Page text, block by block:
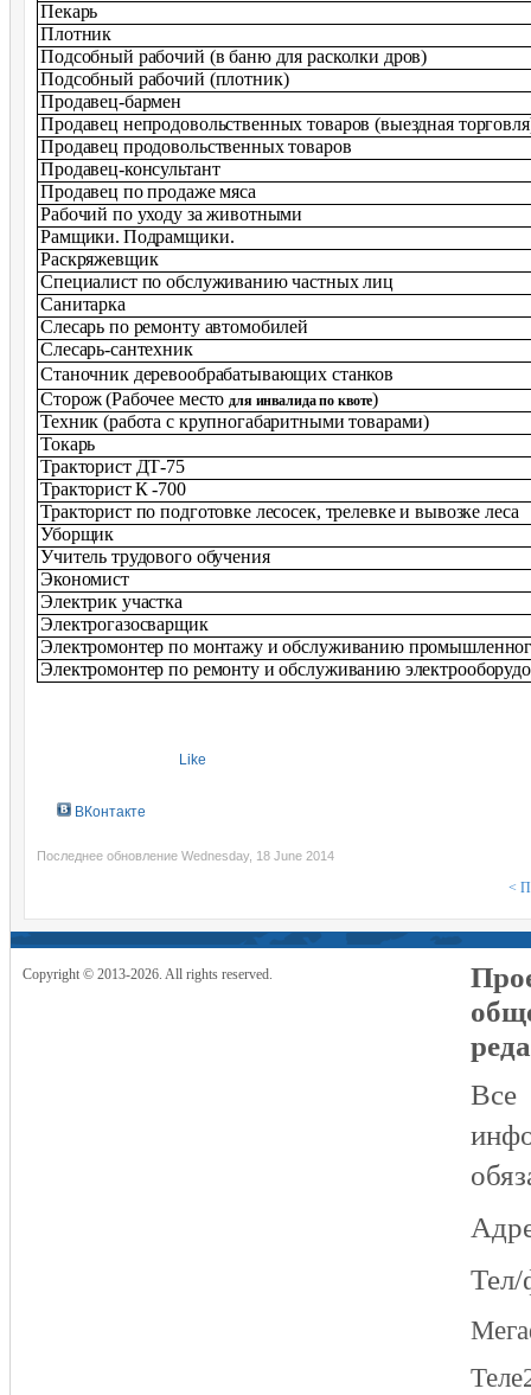
Пекарь
Плотник
Подсобный рабочий (в баню для расколки дров)
Подсобный рабочий (плотник)
Продавец-бармен
Продавец непродовольственных товаров (выездная
Продавец продовольственных товаров
Продавец-консультант
Продавец по продаже мяса
Рабочий по уходу за животными
Рамщики. Подрамщики.
Раскряжевщик
Специалист по обслуживанию частных лиц
Санитарка
Слесарь по ремонту автомобилей
Слесарь-сантехник
Станочник деревообрабатывающих станков
Сторож(Рабочее место для инвалида по квоте)
Техник (работа с крупногабаритными товарами)
Токарь
Тракторист ДТ-75
ТрактористК -700
Тракторист по подготовке лесосек, трелевке и вывозке леса
Уборщик
Учитель трудового обучения
Экономист
Электрик участка
Электрогазосварщик
Электромонтер по монтажу и обслуживанию
Электромонтер по ремонту и обслуживанию
Like
ВКонтакте
Последнее обновление Wednesday, 18 June 2014
<
Copyright © 2013-2026. All rights reserved.